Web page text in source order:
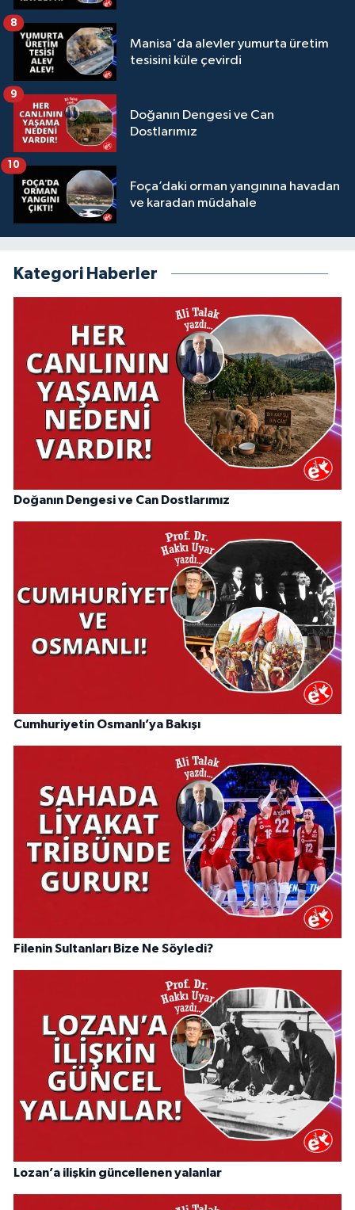
Manisa'da alevler yumurta üretim
tesisini küle çevirdi
8
Doğanın Dengesi ve Can
Dostlarımız
9
Foça’daki orman yangınına havadan
ve karadan müdahale
10
Kategori Haberler
Doğanın Dengesi ve Can Dostlarımız
Cumhuriyetin Osmanlı’ya Bakışı
Filenin Sultanları Bize Ne Söyledi?
Lozan’a ilişkin güncellenen yalanlar